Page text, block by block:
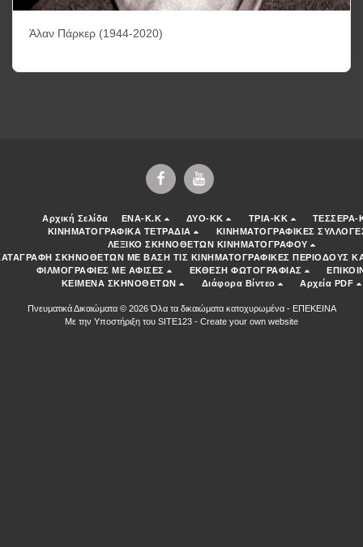
Άλαν Πάρκερ (1944-2020)
Αρχική Σελίδα ENA-K.K ΔΥΟ-ΚΚ ΤΡΙΑ-ΚΚ
ΤΕΣΣΕΡΑ-
ΚΙΝΗΜΑΤΟΓΡΑΦΙΚΑ ΤΕΤΡΑΔΙΑ
ΚΙΝΗΜΑΤΟΓΡΑΦΙΚΕΣ
ΛΕΞΙΚΟ ΣΚΗΝΟΘΕΤΩΝ ΚΙΝΗΜΑΤΟΓΡΑΦΟΥ
ΣΚΗΝΟΘΕΤΩΝ ΜΕ ΒΑΣΗ ΤΙΣ ΚΙΝΗΜΑΤΟΓΡΑΦΙΚΕΣ ΠΕΡΙΟΔΟΥΣ
ΦΙΛΜΟΓΡΑΦΙΕΣ ΜΕ ΑΦΙΣΕΣ
ΕΚΘΕΣΗ ΦΩΤΟΓΡΑΦΙΑΣ
ΚΕΙΜΕΝΑ ΣΚΗΝΟΘΕΤΩΝ
Διάφορα Βίντεο Αρχεία PDF
Πνευματικά Δικαιώματα © 2026 Όλα τα δικαιώματα κατοχυρωμένα - ΕΠΕΚΕΙΝΑ
Με την Υποστήριξη του SITE123 - Create your own website